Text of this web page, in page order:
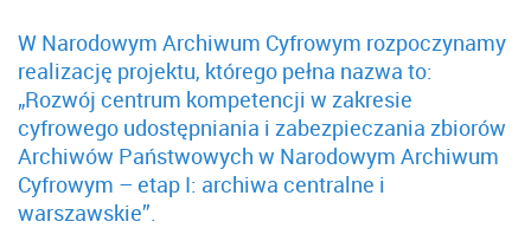
W Narodowym Archiwum Cyfrowym rozpoczynamy
realizację projektu, którego pełna nazwa to:
„Rozwój centrum kompetencji w zakresie
cyfrowego udostępniania i zabezpieczania zbiorów
Archiwów Państwowych w Narodowym Archiwum
Cyfrowym – etap I: archiwa centralne i
warszawskie”.